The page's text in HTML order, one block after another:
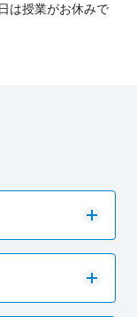
は授業がお休みで